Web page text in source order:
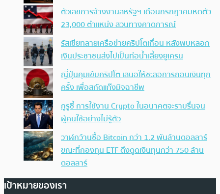
ตัวเลขการจ้างงานสหรัฐฯ เดือนกรกฎาคมหดตัว
23,000 ตำแหน่ง สวนทางคาดการณ์
รัสเซียทลายเครือข่ายคริปโตเถื่อน หลังพบหลอก
เงินประชาชนส่งไปเป็นท่อน้ำเลี้ยงยูเครน
ญี่ปุ่นคุมเข้มคริปโต เสนอให้ชะลอการถอนเงินทุก
ครั้ง เพื่อสกัดแก๊งมิจฉาชีพ
กูรูชี้ การใช้งาน Crypto ในอนาคตจะราบรื่นจน
ผู้คนใช้อย่างไม่รู้ตัว
วาฬกว้านซื้อ Bitcoin กว่า 1.2 พันล้านดอลลาร์
ขณะที่กองทุน ETF ดึงดูดเงินทุนกว่า 750 ล้าน
ดอลลาร์
เป้าหมายของเรา